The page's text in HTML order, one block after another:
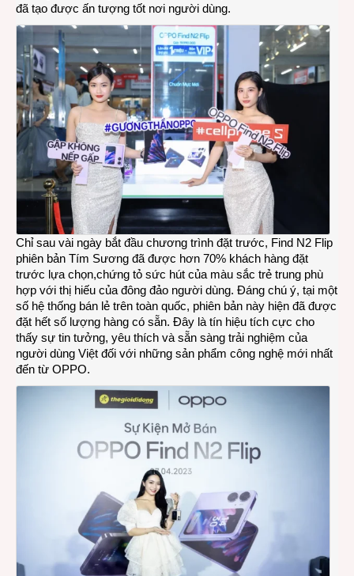
Nam
đã tạo được ấn tượng tốt nơi người dùng.
Chỉ sau vài ngày bắt đầu chương trình đặt trước, Find N2 Flip
phiên bản Tím Sương đã được hơn 70% khách hàng đặt
trước lựa chọn,chứng tỏ sức hút của màu sắc trẻ trung phù
hợp với thị hiếu của đông đảo người dùng. Đáng chú ý, tại một
số hệ thống bán lẻ trên toàn quốc, phiên bản này hiện đã được
đặt hết số lượng hàng có sẵn. Đây là tín hiệu tích cực cho
thấy sự tin tưởng, yêu thích và sẵn sàng trải nghiệm của
người dùng Việt đối với những sản phẩm công nghệ mới nhất
đến từ OPPO.